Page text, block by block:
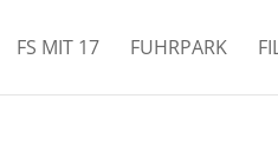
FS MIT 17 FUHRPARK